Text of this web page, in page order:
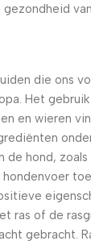
die ons
Het
en wieren
de hond,
hondenvoer
ras of de
gebracht.